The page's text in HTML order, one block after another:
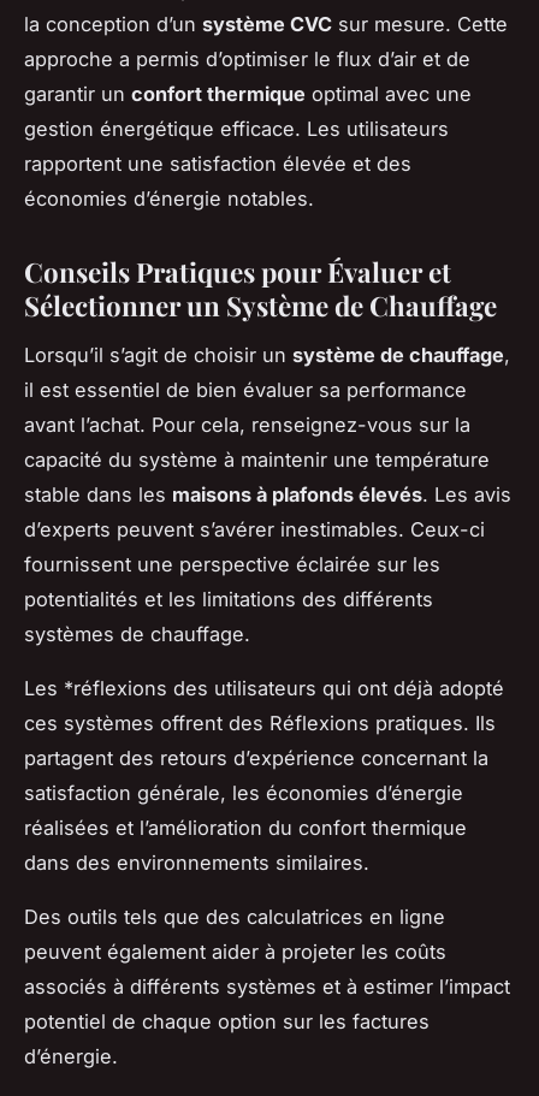
la conception d’un système CVC sur mesure. Cette
approche a permis d’optimiser le flux d’air et de
garantir un confort thermique optimal avec une
gestion énergétique efficace. Les utilisateurs
rapportent une satisfaction élevée et des
économies d’énergie notables.
Conseils Pratiques pour Évaluer et
Sélectionner un Système de Chauffage
Lorsqu’il s’agit de choisir un système de chauffage,
il est essentiel de bien évaluer sa performance
avant l’achat. Pour cela, renseignez-vous sur la
capacité du système à maintenir une température
stable dans les maisons à plafonds élevés. Les avis
d’experts peuvent s’avérer inestimables. Ceux-ci
fournissent une perspective éclairée sur les
potentialités et les limitations des différents
systèmes de chauffage.
Les *réflexions des utilisateurs qui ont déjà adopté
ces systèmes offrent des Réflexions pratiques. Ils
partagent des retours d’expérience concernant la
satisfaction générale, les économies d’énergie
réalisées et l’amélioration du confort thermique
dans des environnements similaires.
Des outils tels que des calculatrices en ligne
peuvent également aider à projeter les coûts
associés à différents systèmes et à estimer l’impact
potentiel de chaque option sur les factures
d’énergie.